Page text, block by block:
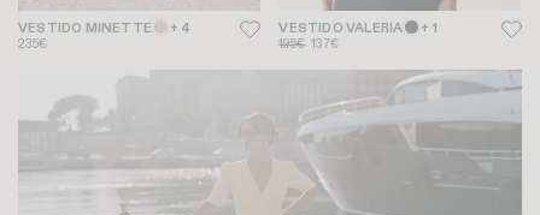
VESTIDO MINETTE + 4
235€
VESTIDO VALERIA + 1
195€ 137€